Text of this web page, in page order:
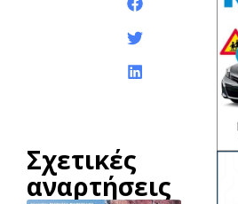
Σχετικές
αναρτήσεις